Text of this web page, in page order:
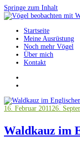
Springe zum Inhalt
VögelStartseite
Meine Ausrüstung
Noch mehr Vögel
Über mich
Kontakt
16. Februar 201126.
Waldkauz im